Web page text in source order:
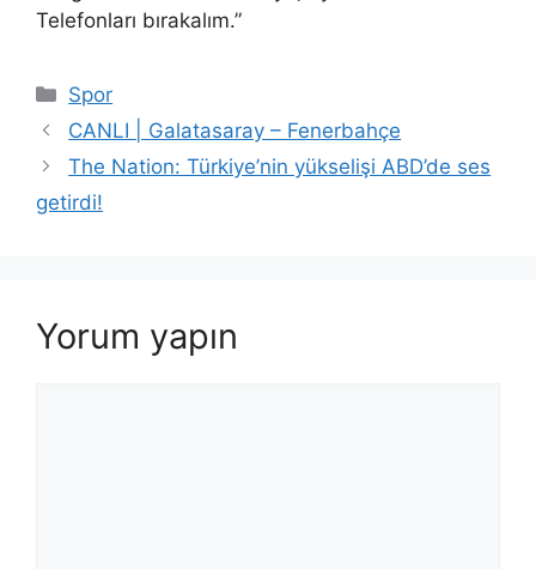
Telefonları bırakalım.”
Kategoriler
Spor
CANLI | Galatasaray – Fenerbahçe
The Nation: Türkiye’nin yükselişi ABD’de ses
getirdi!
Yorum yapın